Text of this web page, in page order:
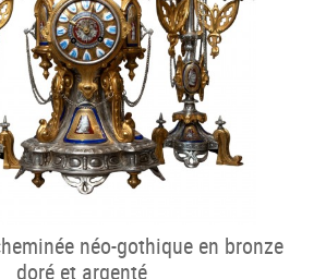
néo-gothique en bronze
doré et argenté